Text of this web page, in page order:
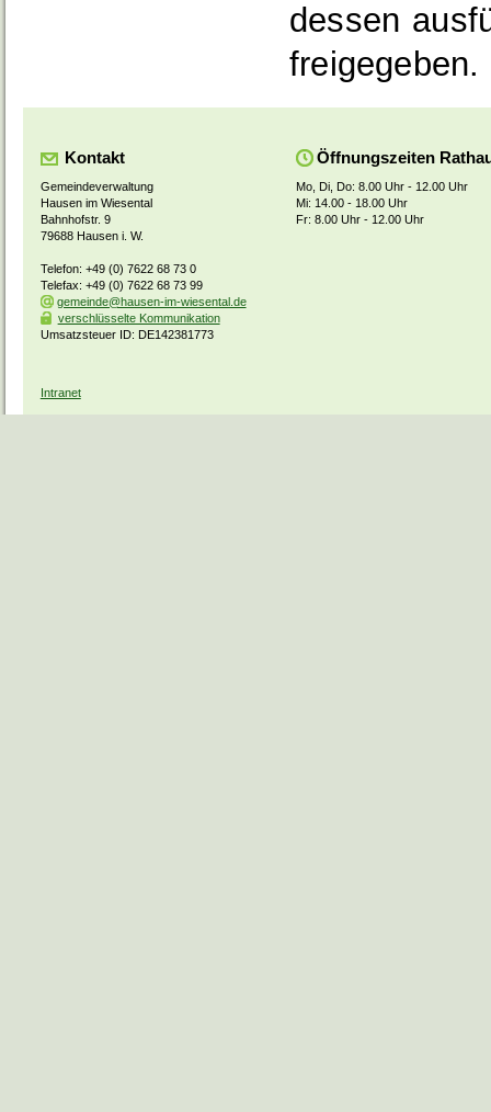
dessen
freigegeben.
Kontakt
Gemeindeverwaltung
Hausen im Wiesental
Bahnhofstr. 9
79688 Hausen i. W.
Telefon: +49 (0) 7622 68 73 0
Telefax: +49 (0) 7622 68 73 99
gemeinde@hausen-im-wiesental.de
verschlüsselte Kommunikation
Umsatzsteuer ID: DE142381773
Öffnungszeiten
Mo, Di, Do: 8.00 Uhr - 12.00 Uhr
Mi: 14.00 - 18.00 Uhr
Fr: 8.00 Uhr - 12.00 Uhr
Intranet